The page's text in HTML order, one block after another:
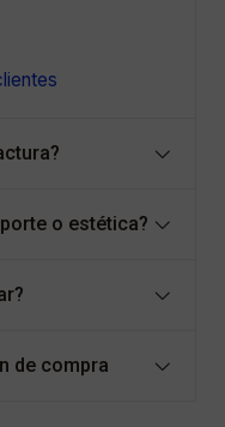
o estética?
de compra